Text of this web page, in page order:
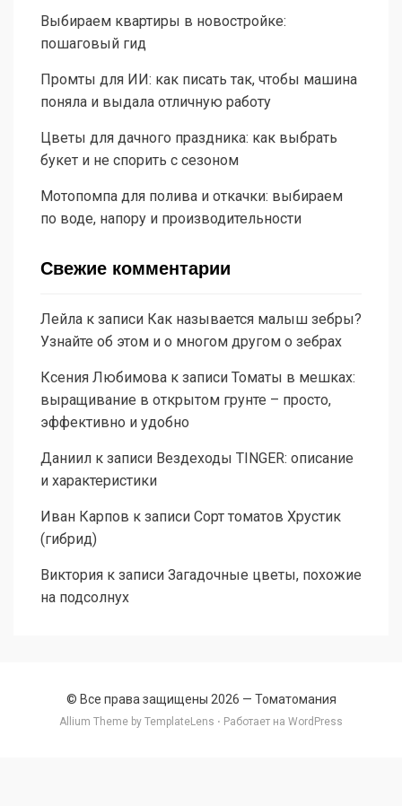
Выбираем квартиры в новостройке:
пошаговый гид
Промты для ИИ: как писать так, чтобы машина
поняла и выдала отличную работу
Цветы для дачного праздника: как выбрать
букет и не спорить с сезоном
Мотопомпа для полива и откачки: выбираем
по воде, напору и производительности
Свежие комментарии
Лейла к записи Как называется малыш зебры?
Узнайте об этом и о многом другом о зебрах
Ксения Любимова к записи Томаты в мешках:
выращивание в открытом грунте – просто,
эффективно и удобно
Даниил к записи Вездеходы TINGER: описание
и характеристики
Иван Карпов к записи Сорт томатов Хрустик
(гибрид)
Виктория к записи Загадочные цветы, похожие
на подсолнух
© Все права защищены 2026 — Томатомания
Allium Theme by TemplateLens ⋅ Работает на WordPress